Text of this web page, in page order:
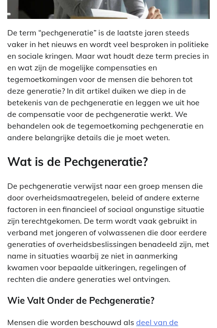
De term “pechgeneratie” is de laatste jaren steeds
vaker in het nieuws en wordt veel besproken in politieke
en sociale kringen. Maar wat houdt deze term precies in
en wat zijn de mogelijke compensaties en
tegemoetkomingen voor de mensen die behoren tot
deze generatie? In dit artikel duiken we diep in de
betekenis van de pechgeneratie en leggen we uit hoe
de compensatie voor de pechgeneratie werkt. We
behandelen ook de tegemoetkoming pechgeneratie en
andere belangrijke details die je moet weten.
Wat is de Pechgeneratie?
De pechgeneratie verwijst naar een groep mensen die
door overheidsmaatregelen, beleid of andere externe
factoren in een financieel of sociaal ongunstige situatie
zijn terechtgekomen. De term wordt vaak gebruikt in
verband met jongeren of volwassenen die door eerdere
generaties of overheidsbeslissingen benadeeld zijn, met
name in situaties waarbij ze niet in aanmerking
kwamen voor bepaalde uitkeringen, regelingen of
rechten die andere generaties wel ontvingen.
Wie Valt Onder de Pechgeneratie?
Mensen die worden beschouwd als deel van de